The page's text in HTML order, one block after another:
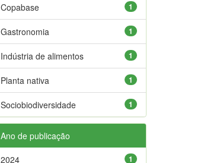
1
Copabase
1
Gastronomia
1
Indústria de alimentos
1
Planta nativa
1
Sociobiodiversidade
Ano de publicação
1
2024